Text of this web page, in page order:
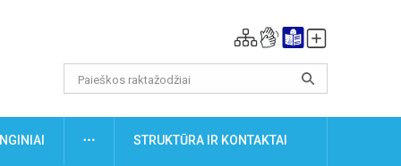
DAUGIAUSTRUKTŪRA IR KONTAKTAI